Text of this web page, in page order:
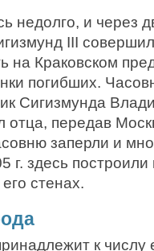
недолго, и через
III
на Краковском
погибших.
Сигизмунда
отца, передав
заперли и
г. здесь
стенах.
к числу